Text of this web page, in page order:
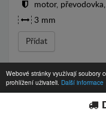
Webové stránky využívají soubory
prohlížení uživateli. Další informace
motor,
3 mm
Přídat